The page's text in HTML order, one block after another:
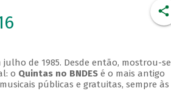
de 1985. Desde então, mostrou-se
o Quintas no BNDESé o mais antigo
públicas e gratuitas, sempre às